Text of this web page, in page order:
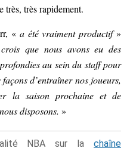
très, très rapidement.
« a été vraiment productif»
que nous avons eu des
au sein du staff pour
d’entraîner nos joueurs,
la saison prochaine et de
disposons. »
NBA sur la chaîne